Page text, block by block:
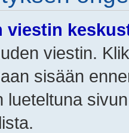
viestin
viestin.
sisään
lueteltuna